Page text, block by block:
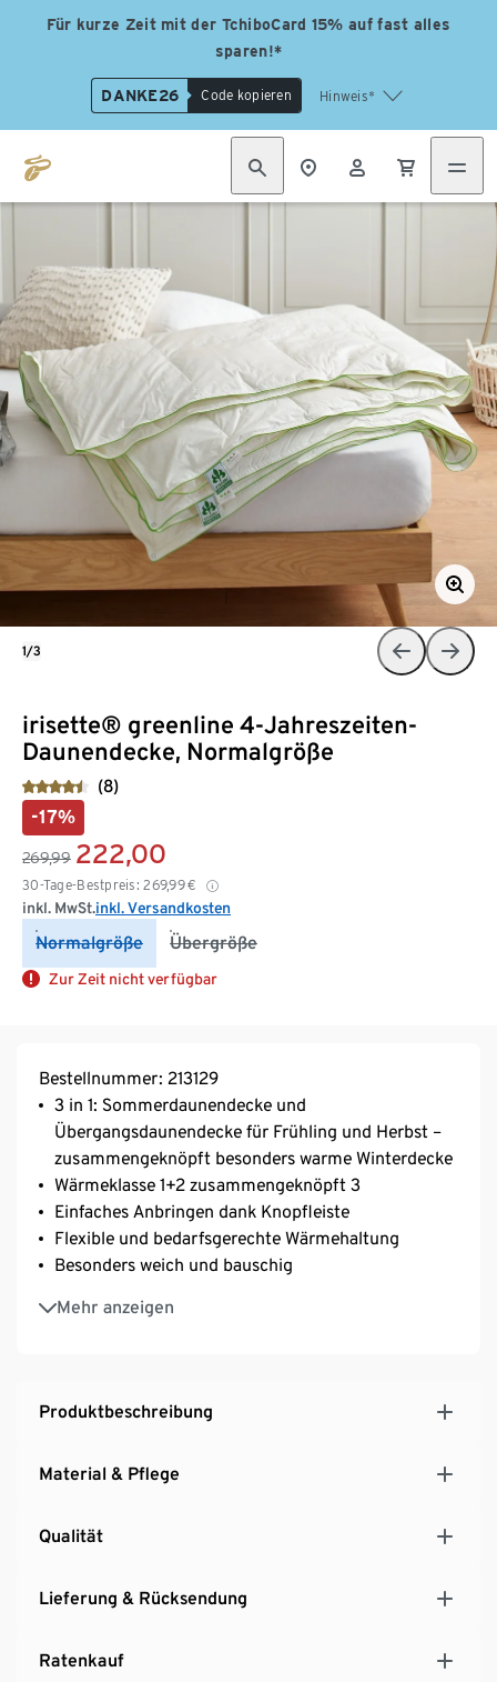
Für kurze Zeit mit der TchiboCard 15% auf fast alles
sparen!*
DANKE26 Code kopieren Hinweis*
irisette® greenline 4-Jahreszeiten-
Daunendecke, Normalgröße
(8)
-17%
269,99 222,00
30-Tage-Bestpreis: 269,99€
inkl. MwSt.inkl. Versandkosten
Normalgröße Übergröße
Zur Zeit nicht verfügbar
1/3
Bestellnummer: 213129
3 in 1: Sommerdaunendecke und
Übergangsdaunendecke für Frühling und Herbst –
zusammengeknöpft besonders warme Winterdecke
Wärmeklasse 1+2 zusammengeknöpft 3
Einfaches Anbringen dank Knopfleiste
Flexible und bedarfsgerechte Wärmehaltung
Besonders weich und bauschig
Mehr anzeigen
Kein Verrutschen der Füllung dank
Kassettensteppung
Kombinierbar und einzeln nutzbar
Bezug aus reiner Bio-Baumwolle
Produktbeschreibung
Material & Pflege
Qualität
Lieferung & Rücksendung
Ratenkauf